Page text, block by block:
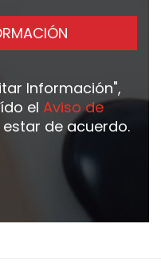
Información",
el Aviso de
de acuerdo.